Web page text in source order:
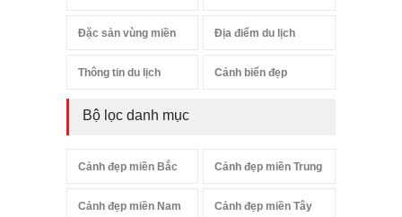
Đặc sản vùng miền Địa điểm du lịch
Thông tin du lịch Cảnh biển đẹp
Bộ lọc danh mục
Cảnh đẹp miền Bắc Cảnh đẹp miền Trung
Cảnh đẹp miền Nam Cảnh đẹp miền Tây